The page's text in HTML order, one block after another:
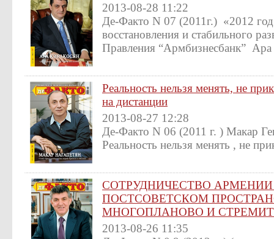
2013-08-28 11:22
Де-Факто N 07 (2011г.) «2012
восстановления и стабильного
Правления “Армбизнесбанк” Ара
Реальность нельзя менять, не
на дистанции
2013-08-27 12:28
Де-Факто N 06 (2011 г. ) Макар
Реальность нельзя менять , не
СОТРУДНИЧЕСТВО
ПОСТСОВЕТСКОМ
МНОГОПЛАНОВО И
2013-08-26 11:35